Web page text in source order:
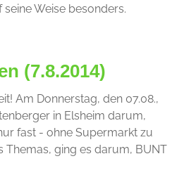
Weise besonders.
(7.8.2014)
Am Donnerstag, den 07.08.,
in Elsheim darum,
fast - ohne Supermarkt zu
Themas, ging es darum, BUNT